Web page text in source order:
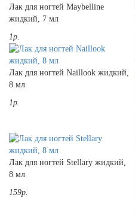
Лак для ногтей Maybelline
жидкий, 7 мл
1р.
Лак для ногтей Naillook жидкий,
8 мл
1р.
Лак для ногтей Stellary жидкий,
8 мл
159р.